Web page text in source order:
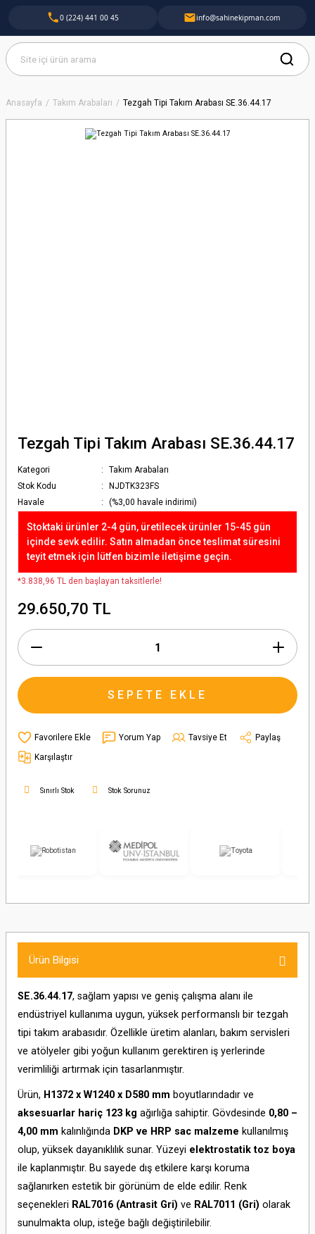
Anasayfa Takım Arabaları Tezgah Tipi Takım Arabası SE.36.44.17
Tezgah Tipi Takım Arabası SE.36.44.17
Kategori
Takım Arabaları
Stok Kodu
NJDTK323FS
Havale
(%3,00 havale indirimi)
Stoktaki ürünler 2-4 gün, üretilecek ürünler 15-45 gün
içinde sevk edilir. Satın almadan önce teslimat süresini
teyit etmek için lütfen bizimle iletişime geçin.
*3.838,96 TL den başlayan taksitlerle!
29.650,70 TL
SEPETE EKLE
Yorum Yap Tavsiye Et
Paylaş
Karşılaştır
Sınırlı Stok Stok Sorunuz
Ürün Bilgisi
SE.36.44.17, sağlam yapısı ve geniş çalışma alanı ile
endüstriyel kullanıma uygun, yüksek performanslı bir tezgah
tipi takım arabasıdır. Özellikle üretim alanları, bakım servisleri
ve atölyeler gibi yoğun kullanım gerektiren iş yerlerinde
verimliliği artırmak için tasarlanmıştır.
Ürün, H1372 x W1240 x D580 mm boyutlarındadır ve
aksesuarlar hariç 123 kg ağırlığa sahiptir. Gövdesinde 0,80 –
4,00 mm kalınlığında DKP ve HRP sac malzeme kullanılmış
olup, yüksek dayanıklılık sunar. Yüzeyi elektrostatik toz boya
ile kaplanmıştır. Bu sayede dış etkilere karşı koruma
sağlanırken estetik bir görünüm de elde edilir. Renk
seçenekleri RAL7016 (Antrasit Gri) ve RAL7011 (Gri) olarak
sunulmakta olup, isteğe bağlı değiştirilebilir.
0 (224) 441 00 45 info@sahinekipman.com